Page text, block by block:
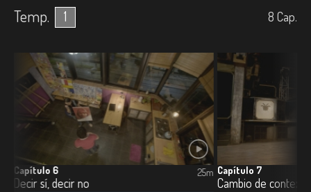
Temp. 1 8 Cap.
Capítulo 6
Decir sí, decir no
25m Capítulo 7
Cambio de contexto